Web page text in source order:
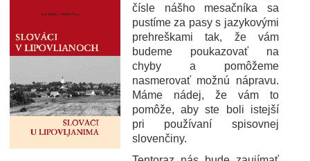
čísle nášho mesačníka sa
pustíme za pasy s jazykovými
prehreškami tak, že vám
budeme poukazovať na
chyby a pomôžeme
nasmerovať možnú nápravu.
Máme nádej, že vám to
pomôže, aby ste boli istejší
pri používaní spisovnej
slovenčiny.